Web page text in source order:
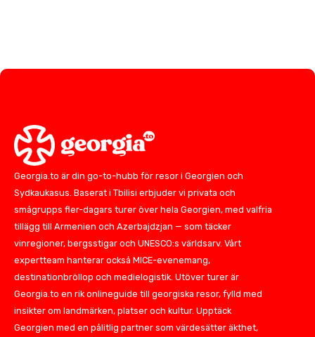
Georgia.to är din go-to-hubb för resor i Georgien och
Sydkaukasus. Baserat i Tbilisi erbjuder vi privata och
smågrupps fler-dagars turer över hela Georgien, med valfria
tillägg till Armenien och Azerbajdzjan — som täcker
vinregioner, bergsstigar och UNESCO:s världsarv. Vårt
expertteam hanterar också MICE-evenemang,
destinationbröllop och medielogistik. Utöver turer är
Georgia.to en rik onlineguide till georgiska resor, fylld med
insikter om landmärken, platser och kultur. Upptäck
Georgien med en pålitlig partner som värdesätter äkthet,